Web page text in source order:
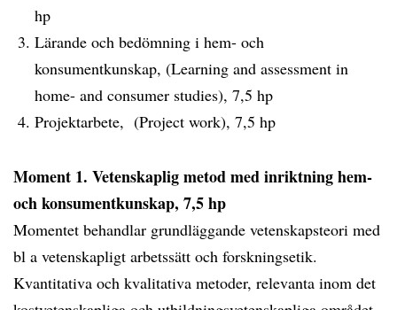
hp
Lärande och bedömning i hem- och
konsumentkunskap, (Learning and assessment in
home- and consumer studies), 7,5 hp
Projektarbete, (Project work), 7,5 hp
Moment 1. Vetenskaplig metod med inriktning hem-
och konsumentkunskap, 7,5 hp
Momentet behandlar grundläggande vetenskapsteori med
bl a vetenskapligt arbetssätt och forskningsetik.
Kvantitativa och kvalitativa metoder, relevanta inom det